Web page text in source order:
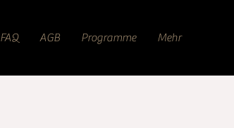
FAQ AGB Programme Mehr